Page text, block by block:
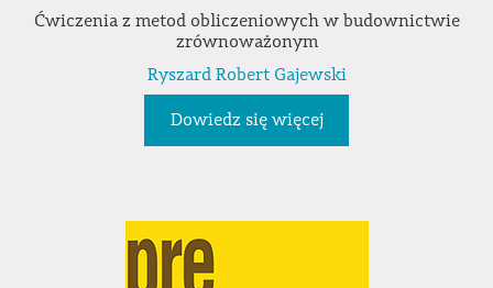
Ćwiczenia z metod obliczeniowych w budownictwie
zrównoważonym
Ryszard Robert Gajewski
Dowiedz się więcej